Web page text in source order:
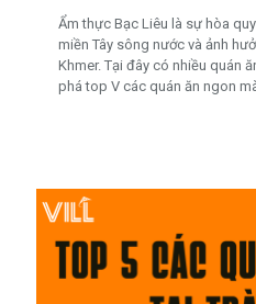
Ẩm thực Bạc Liêu là sự hòa
miền Tây sông nước và ảnh
Khmer. Tại đây có nhiều quán
phá top V các quán ăn ngon